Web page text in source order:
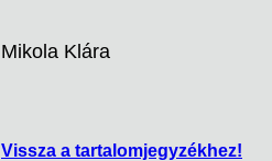
Mikola Klára
Vissza a tartalomjegyzékhez!